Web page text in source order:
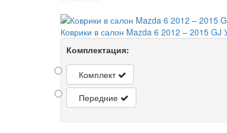
Коврики в салон Mazda 6 2012 – 2015
Комплектация:
Комплект
Передние